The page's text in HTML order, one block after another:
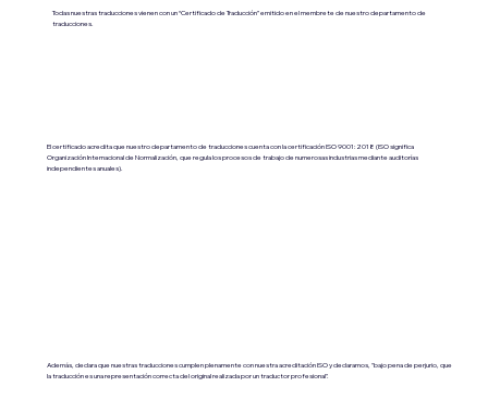
Todas nuestras traducciones vienen con un “Certificado de Traducción” emitido en el membrete de nuestro departamento de
traducciones.
El certificado acredita que nuestro departamento de traducciones cuenta con la certificación ISO 9001:2018 (ISO significa
Organización Internacional de Normalización, que regula los procesos de trabajo de numerosas industrias mediante auditorías
independientes anuales).
Además, declara que nuestras traducciones cumplen plenamente con nuestra acreditación ISO y declaramos, "bajo pena de perjurio, que
la traducción es una representación correcta del original realizada por un traductor profesional".